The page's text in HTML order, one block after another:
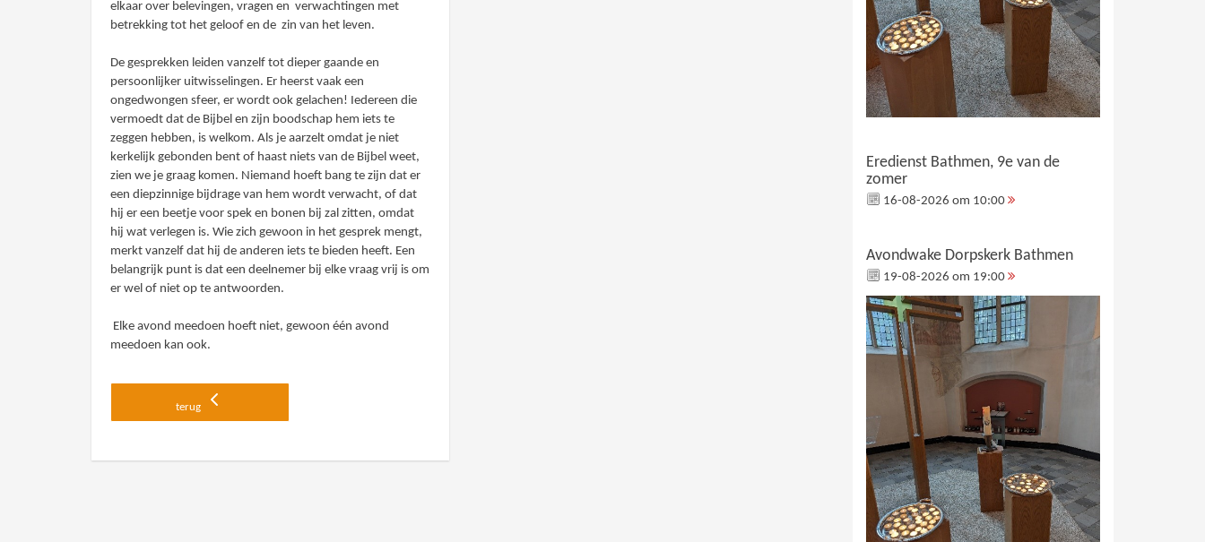
elkaar over belevingen, vragen en verwachtingen met
betrekking tot het geloof en de zin van het leven.
De gesprekken leiden vanzelf tot dieper gaande en
persoonlijker uitwisselingen. Er heerst vaak een
ongedwongen sfeer, er wordt ook gelachen! Iedereen die
vermoedt dat de Bijbel en zijn boodschap hem iets te
zeggen hebben, is welkom. Als je aarzelt omdat je niet
kerkelijk gebonden bent of haast niets van de Bijbel weet,
zien we je graag komen. Niemand hoeft bang te zijn dat er
een diepzinnige bijdrage van hem wordt verwacht, of dat
hij er een beetje voor spek en bonen bij zal zitten, omdat
hij wat verlegen is. Wie zich gewoon in het gesprek mengt,
merkt vanzelf dat hij de anderen iets te bieden heeft. Een
belangrijk punt is dat een deelnemer bij elke vraag vrij is om
er wel of niet op te antwoorden.
Elke avond meedoen hoeft niet, gewoon één avond
meedoen kan ook.
terug
Eredienst Bathmen, 9e van de
zomer
16-08-2026 om 10:00
Avondwake Dorpskerk Bathmen
19-08-2026 om 19:00